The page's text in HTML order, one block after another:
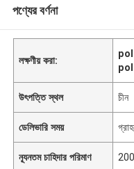
পণ্যের বর্ণনা
লক্ষণীয় করা:
উৎপত্তি স্থল চীন
ডেলিভারি সময়
ন্যূনতম চাহিদার পরিমাণ 200